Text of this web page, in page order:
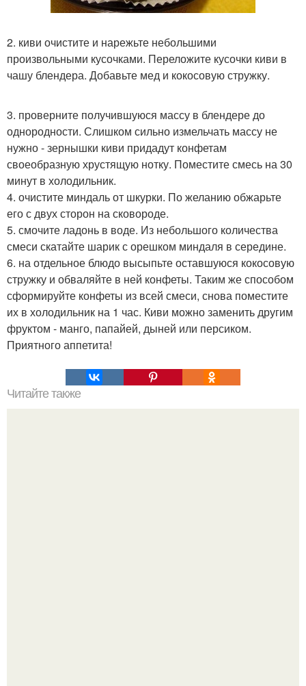
2. киви очистите и нарежьте небольшими
произвольными кусочками. Переложите кусочки киви в
чашу блендера. Добавьте мед и кокосовую стружку.
3. проверните получившуюся массу в блендере до
однородности. Слишком сильно измельчать массу не
нужно - зернышки киви придадут конфетам
своеобразную хрустящую нотку. Поместите смесь на 30
минут в холодильник.
4. очистите миндаль от шкурки. По желанию обжарьте
его с двух сторон на сковороде.
5. смочите ладонь в воде. Из небольшого количества
смеси скатайте шарик с орешком миндаля в середине.
6. на отдельное блюдо высыпьте оставшуюся кокосовую
стружку и обваляйте в ней конфеты. Таким же способом
сформируйте конфеты из всей смеси, снова поместите
их в холодильник на 1 час. Киви можно заменить другим
фруктом - манго, папайей, дыней или персиком.
Приятного аппетита!
Читайте также